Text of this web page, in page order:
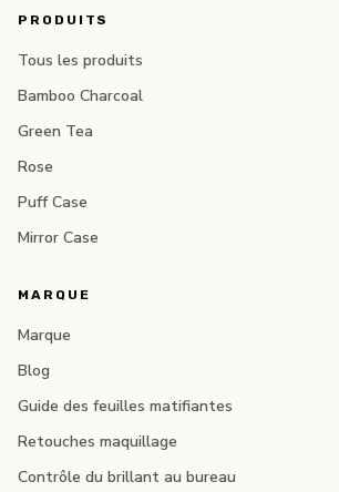
PRODUITS
Tous les produits
Bamboo Charcoal
Green Tea
Rose
Puff Case
Mirror Case
MARQUE
Marque
Blog
Guide des feuilles matifiantes
Retouches maquillage
Contrôle du brillant au bureau